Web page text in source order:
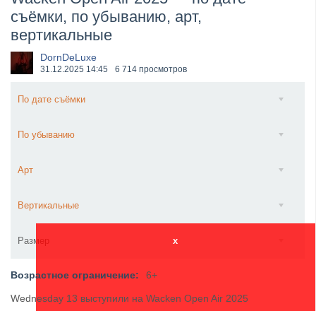
​Wacken Open Air 2027 объявил новую волну участ...
съёмки, по убыванию, арт,
вертикальные
DornDeLuxe
31.12.2025 14:45 6 714 просмотров
По дате съёмки
По убыванию
Арт
Вертикальные
Размер x
Возрастное ограничение: 6+
Wednesday 13 выступили на Wacken Open Air 2025